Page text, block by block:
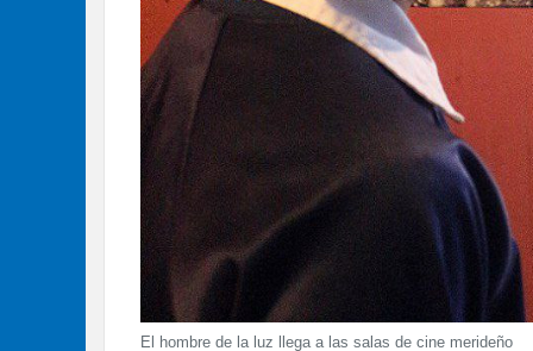
El hombre de la luz llega a las salas de cine merideño